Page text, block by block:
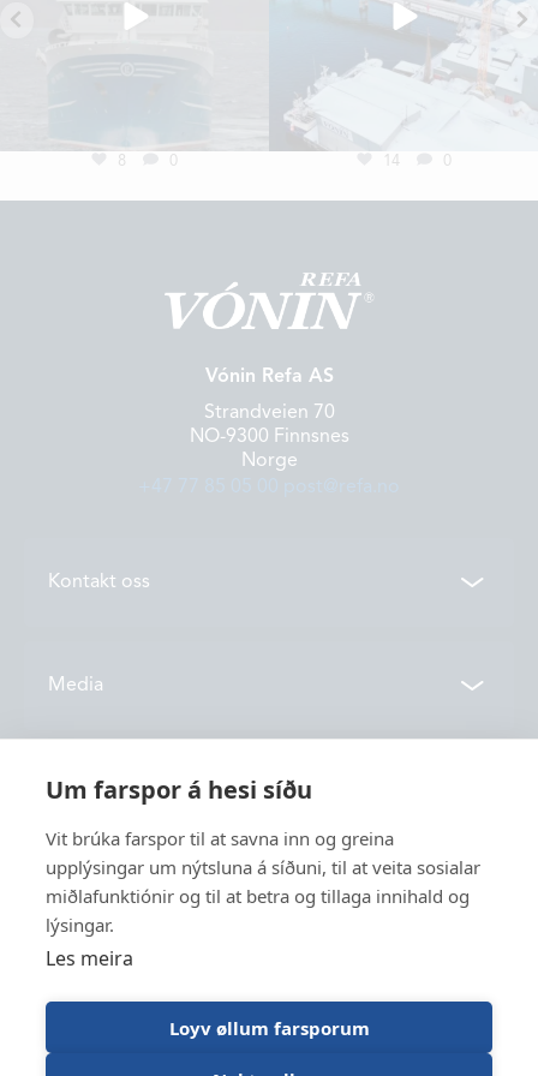
8 14
Vónin Refa AS
Strandveien 70
NO-9300 Finnsnes
Norge
Kontakt oss
Åpningstider
Media
Om oss
Om oss
Bærekraft
Åpenhetsloven
Service
Um farspor á hesi síðu
Vit brúka farspor til at savna inn og greina
upplýsingar um nýtsluna á síðuni, til at veita sosialar
miðlafunktiónir og til at betra og tillaga innihald og
lýsingar.
Les meira
Loyv øllum farsporum